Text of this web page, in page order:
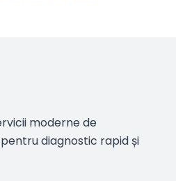
moderne de
diagnostic rapid și